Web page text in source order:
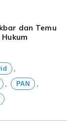
dan Temu
PAN